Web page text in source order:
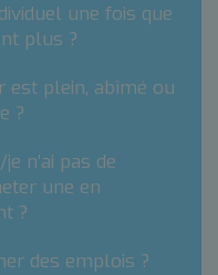
une fois que
plus ?
est plein, abîmé ou
?
n’ai pas de
une en
?
des emplois ?